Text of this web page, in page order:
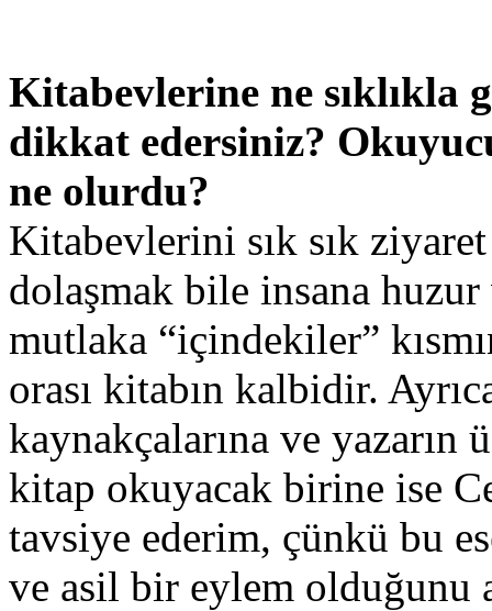
Kitabevlerine ne sıklıkla
dikkat edersiniz?
ne olurdu?
Kitabevlerini sık sık
dolaşmak bile insana
mutlaka “içindekiler”
orası kitabın kalbidir.
kaynakçalarına ve
kitap okuyacak birine ise
tavsiye ederim, çünkü bu
ve asil bir eylem olduğunu